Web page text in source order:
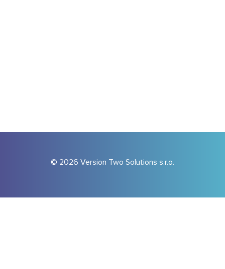
© 2026 Version Two Solutions s.r.o.